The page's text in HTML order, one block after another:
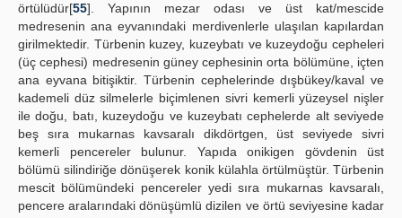
örtülüdür[55]. Yapının mezar odası ve üst kat/mescide
medresenin ana eyvanındaki merdivenlerle ulaşılan kapılardan
girilmektedir. Türbenin kuzey, kuzeybatı ve kuzeydoğu cepheleri
(üç cephesi) medresenin güney cephesinin orta bölümüne, içten
ana eyvana bitişiktir. Türbenin cephelerinde dışbükey/kaval ve
kademeli düz silmelerle biçimlenen sivri kemerli yüzeysel nişler
ile doğu, batı, kuzeydoğu ve kuzeybatı cephelerde alt seviyede
beş sıra mukarnas kavsaralı dikdörtgen, üst seviyede sivri
kemerli pencereler bulunur. Yapıda onikigen gövdenin üst
bölümü silindiriğe dönüşerek konik külahla örtülmüştür. Türbenin
mescit bölümündeki pencereler yedi sıra mukarnas kavsaralı,
pencere aralarındaki dönüşümlü dizilen ve örtü seviyesine kadar